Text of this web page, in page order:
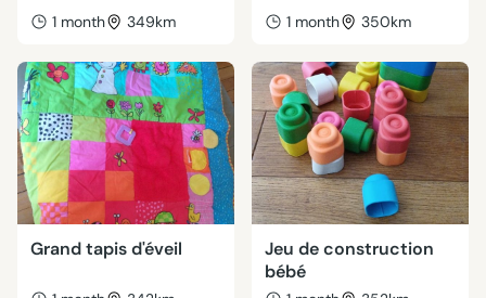
1 month 349km 1 month 350km
Grand tapis d'éveil
Jeu de construction
bébé